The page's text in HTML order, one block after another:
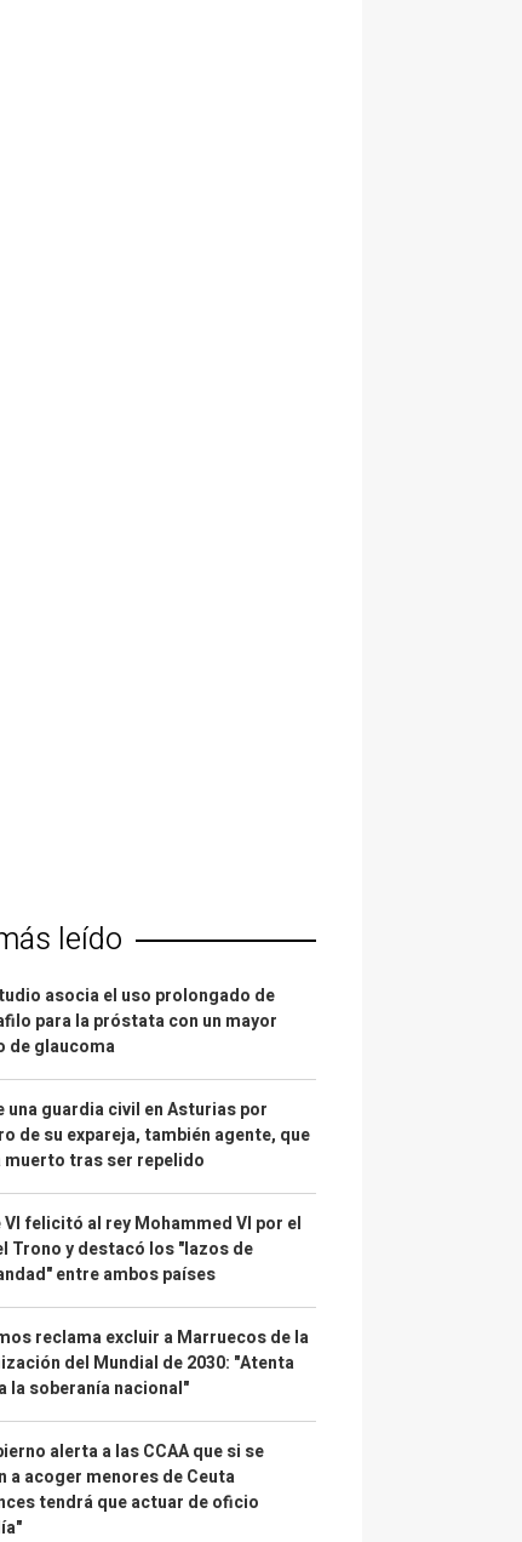
leído
asocia el uso prolongado de
para la próstata con un mayor
de glaucoma
una guardia civil en Asturias por
de su expareja, también agente, que
muerto tras ser repelido
VI felicitó al rey Mohammed VI por el
Trono y destacó los "lazos de
entre ambos países
reclama excluir a Marruecos de la
del Mundial de 2030: "Atenta
la soberanía nacional"
alerta a las CCAA que si se
a acoger menores de Ceuta
tendrá que actuar de oficio